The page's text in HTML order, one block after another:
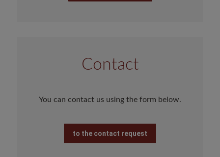
Contact
You can contact us using the form below.
to the contact request